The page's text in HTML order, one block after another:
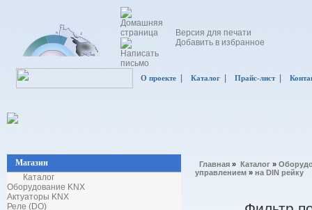
Версия для печати
Добавить в избранное
О проекте Каталог Прайс-лист|
Магазин
Каталог
Оборудование KNX
Актуаторы KNX
Реле (DO)
Главная » Каталог »
управлением » на DIN рейку